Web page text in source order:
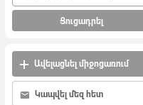
Ցուցադրել
Ավելացնել միջոցառում
Կապվել մեզ հետ